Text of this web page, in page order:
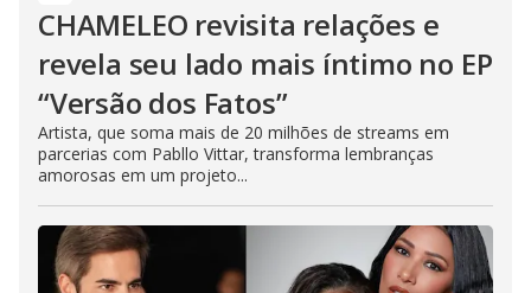
CHAMELEO revisita relações e
revela seu lado mais íntimo no EP
“Versão dos Fatos”
Artista, que soma mais de 20 milhões de streams em
parcerias com Pabllo Vittar, transforma lembranças
amorosas em um projeto...